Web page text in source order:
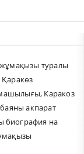
туралы
Қаракөз
, Каракоз
акпарат
биография на